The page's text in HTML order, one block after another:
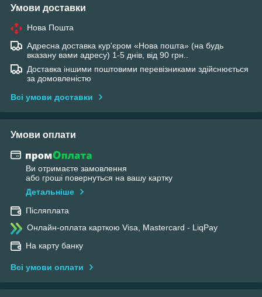
Умови доставки
Нова Пошта
Адресна доставка кур'єром «Нова пошта» (на будь
вказану вами адресу) 1-5 днів, від 90 грн..
Доставка іншими поштовими перевізниками здійснюється
за домовленістю
Всі умови доставки
Умови оплати
Ви отримаєте замовлення
або гроші повернуться на вашу картку
Детальніше
Післяплата
Онлайн-оплата карткою Visa, Mastercard - LiqPay
На карту банку
Всі умови оплати